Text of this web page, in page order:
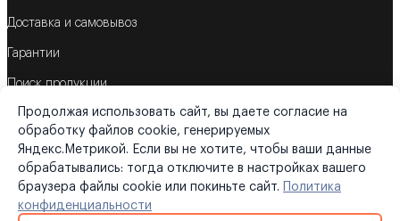
Доставка и самовывоз
Гарантии
Поиск продукции
Корзина
©2026«Трубометрика»
Продолжая использовать сайт, вы даете согласие на
обработку файлов cookie, генерируемых
Яндекс.Метрикой. Если вы не хотите, чтобы ваши данные
обрабатывались: тогда отключите в настройках вашего
браузера файлы cookie или покиньте сайт.
Политика
конфиденциальности